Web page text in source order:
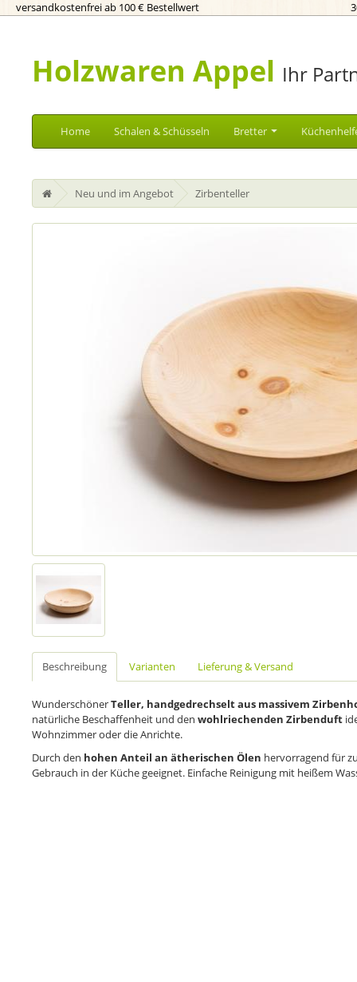
versandkostenfrei ab 100 € Bestellwert
Holzwaren Appel Ihr
Home Schalen & Schüsseln Bretter
Neu und im Angebot Zirbenteller
Beschreibung Varianten Lieferung & Versand
WunderschönerTeller, handgedrechselt aus massivem
natürliche Beschaffenheit und den wohlriechenden Zirbenduft
Wohnzimmer oder die Anrichte.
Durch den hohen Anteil an ätherischen Ölen hervorragend für
Gebrauch in der Küche geeignet. Einfache Reinigung mit heißem